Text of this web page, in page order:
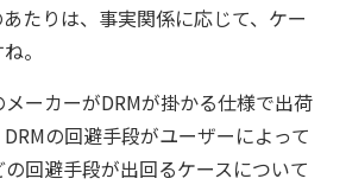
たりは、事実関係に応じて、ケー
。
ーカーがDRMが掛かる仕様で出荷
の回避手段がユーザーによって
回避手段が出回るケースについて